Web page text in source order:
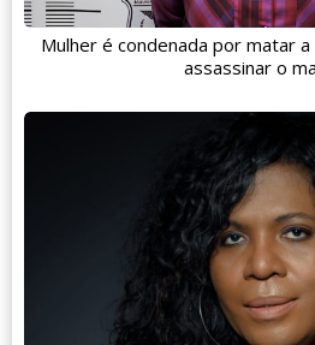
Mulher é condenada por matar
assassinar o